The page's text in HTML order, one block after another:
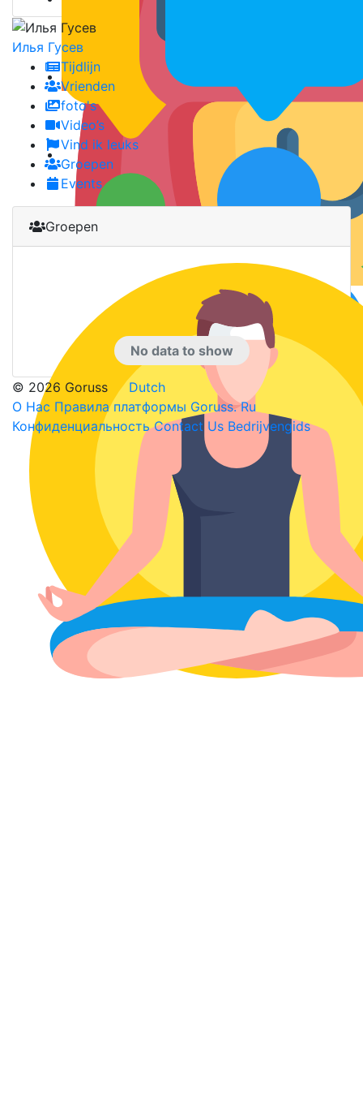
Илья Гусев
Tijdlijn
Vrienden
foto's
Video’s
Vind ik leuks
Groepen
Events
Groepen
No data to show
© 2026 Goruss
Dutch
О Нас Правила платформы Goruss. Ru
КонфиденциальностьContact Us Bedrijvengids